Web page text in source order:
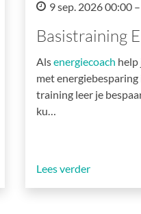
9 sep. 2026 00:00
Basistraining
Alsenergiecoach help
met
training leer je
ku…
Lees verder